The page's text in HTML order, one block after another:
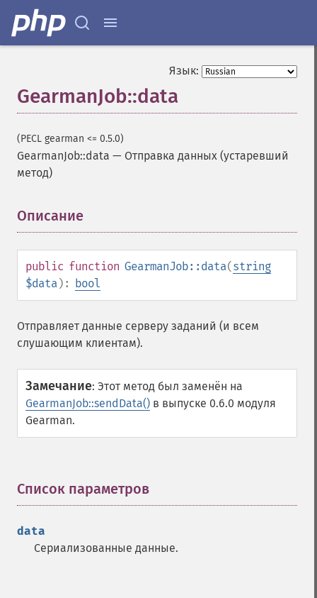
Язык:
GearmanJob::data
(PECL gearman <= 0.5.0)
GearmanJob::data — Отправка данных (устаревший
метод)
Описание
public function GearmanJob::data(string
$data): bool
Отправляет данные серверу заданий (и всем
слушающим клиентам).
Замечание: Этот метод был заменён на
GearmanJob::sendData() в выпуске 0.6.0 модуля
Gearman.
Список параметров
data
Сериализованные данные.